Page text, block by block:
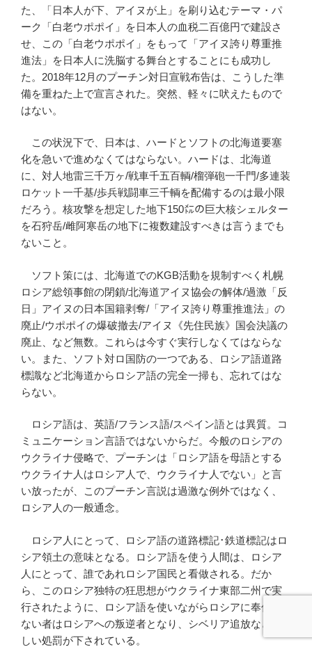
た、「日本人が下、アイヌが上」を刷り込むテーマ・パ
ーク「白老ウポポイ」を日本人の血税二百億円で建設さ
せ、この「白老ウポポイ」をもって「アイヌ誇り尊重推
進法」を日本人に洗脳する舞台とすることにも成功し
た。2018年12月のプーチン対日宣戦布告は、こうした準
備を重ねた上で宣言された。突然、軽々に吠えたもので
はない。
この状況下で、日本は、ハードとソフトの北海道要塞
化を急いで進めなくてはならない。ハードは、北海道
に、対人地雷三千万ヶ/戦車千五百輌/榴弾砲一千門/多連装
ロケット一千基/歩兵戦闘車三千輌を配備するのは最小限
だろう。核攻撃を想定した地下150㍍の巨大核シェルター
を石狩岳/雌阿寒岳の地下に複数建設すべきは言うまでも
ないこと。
ソフト策には、北海道でのKGB活動を規制すべく札幌
ロシア総領事館の閉鎖/北海道アイヌ協会の解体/過激「反
日」アイヌの日本国籍剥奪/「アイヌ誇り尊重推進法」の
廃止/ウポポイの爆破撤去/アイヌ《先住民族》国会決議の
廃止、など無数。これらは今すぐ実行しなくてはならな
い。また、ソフト対ロ国防の一つである、ロシア語道路
標識など北海道からロシア語の完全一掃も、忘れてはな
らない。
ロシア語は、英語/フランス語/スペイン語とは異質。コ
ミュニケーション言語ではないからだ。今般のロシアの
ウクライナ侵略で、プーチンは「ロシア語を母語とする
ウクライナ人はロシア人で、ウクライナ人でない」と言
い放ったが、このプーチン言説は過激な例外ではなく、
ロシア人の一般通念。
ロシア人にとって、ロシア語の道路標記･鉄道標記はロ
シア領土の意味となる。ロシア語を使う人間は、ロシア
人にとって、誰であれロシア国民と看做される。だか
ら、このロシア独特の狂思想がウクライナ東部二州で実
行されたように、ロシア語を使いながらロシアに奉仕し
ない者はロシアへの叛逆者となり、シベリア追放など厳
しい処罰が下されている。